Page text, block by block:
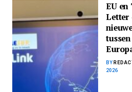
EU en
Letter
BY
2026